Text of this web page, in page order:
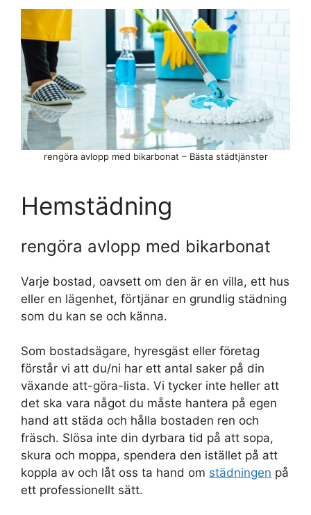
rengöra avlopp med bikarbonat – Bästa städtjänster
Hemstädning
rengöra avlopp med bikarbonat
Varje bostad, oavsett om den är en villa, ett hus
eller en lägenhet, förtjänar en grundlig städning
som du kan se och känna.
Som bostadsägare, hyresgäst eller företag
förstår vi att du/ni har ett antal saker på din
växande att-göra-lista. Vi tycker inte heller att
det ska vara något du måste hantera på egen
hand att städa och hålla bostaden ren och
fräsch. Slösa inte din dyrbara tid på att sopa,
skura och moppa, spendera den istället på att
koppla av och låt oss ta hand om städningen på
ett professionellt sätt.